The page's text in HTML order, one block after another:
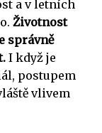
a v letních
Životnost
správně
I když je
postupem
vlivem